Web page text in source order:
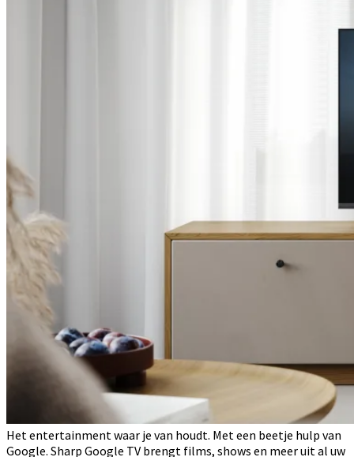
Het entertainment waar je van houdt. Met een beetje hulp van
Google. Sharp Google TV brengt films, shows en meer uit al uw